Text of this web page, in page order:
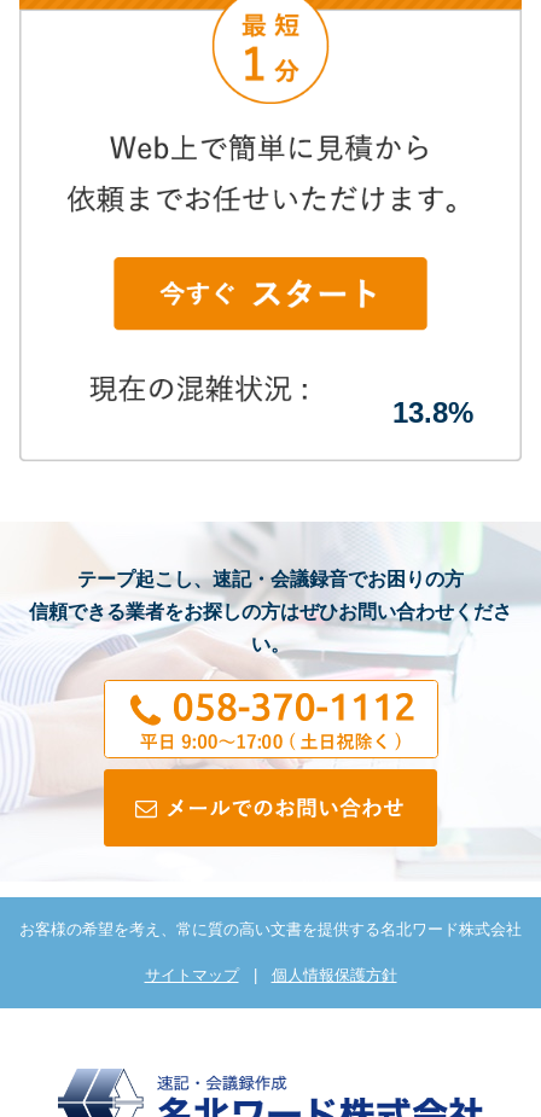
13.8%
テープ起こし、速記・会議録音でお困りの方
信頼できる業者をお探しの方はぜひお問い合わせくださ
い。
お客様の希望を考え、常に質の高い文書を提供する名北ワード株式会社
サイトマップ | 個人情報保護方針